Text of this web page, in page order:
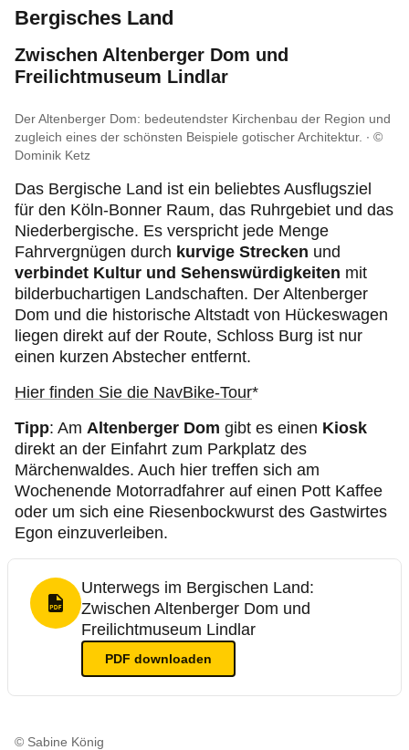
Bergisches Land
Zwischen Altenberger Dom und
Freilichtmuseum Lindlar
Der Altenberger Dom: bedeutendster Kirchenbau der Region und
zugleich eines der schönsten Beispiele gotischer Architektur.
©
Dominik Ketz
Das Bergische Land ist ein beliebtes Ausflugsziel
für den Köln-Bonner Raum, das Ruhrgebiet und das
Niederbergische. Es verspricht jede Menge
Fahrvergnügen durch kurvige Strecken und
verbindet Kultur und Sehenswürdigkeiten mit
bilderbuchartigen Landschaften. Der Altenberger
Dom und die historische Altstadt von Hückeswagen
liegen direkt auf der Route, Schloss Burg ist nur
einen kurzen Abstecher entfernt.
Hier finden Sie die NavBike-Tour*
Tipp: Am Altenberger Dom gibt es einen Kiosk
direkt an der Einfahrt zum Parkplatz des
Märchenwaldes. Auch hier treffen sich am
Wochenende Motorradfahrer auf einen Pott Kaffee
oder um sich eine Riesenbockwurst des Gastwirtes
Egon einzuverleiben.
PDF Format
Unterwegs im Bergischen Land:
Zwischen Altenberger Dom und
Freilichtmuseum Lindlar
PDF downloaden
© Sabine König